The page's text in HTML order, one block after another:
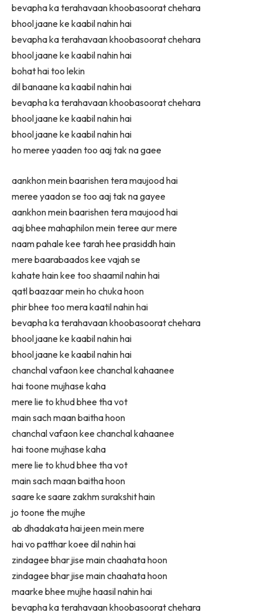
bevapha ka terahavaan khoobasoorat chehara
bhool jaane ke kaabil nahin hai
bevapha ka terahavaan khoobasoorat chehara
bhool jaane ke kaabil nahin hai
bohat hai too lekin
dil banaane ka kaabil nahin hai
bevapha ka terahavaan khoobasoorat chehara
bhool jaane ke kaabil nahin hai
bhool jaane ke kaabil nahin hai
ho meree yaaden too aaj tak na gaee
aankhon mein baarishen tera maujood hai
meree yaadon se too aaj tak na gayee
aankhon mein baarishen tera maujood hai
aaj bhee mahaphilon mein teree aur mere
naam pahale kee tarah hee prasiddh hain
mere baarabaados kee vajah se
kahate hain kee too shaamil nahin hai
qatl baazaar mein ho chuka hoon
phir bhee too mera kaatil nahin hai
bevapha ka terahavaan khoobasoorat chehara
bhool jaane ke kaabil nahin hai
bhool jaane ke kaabil nahin hai
chanchal vafaon kee chanchal kahaanee
hai toone mujhase kaha
mere lie to khud bhee tha vot
main sach maan baitha hoon
chanchal vafaon kee chanchal kahaanee
hai toone mujhase kaha
mere lie to khud bhee tha vot
main sach maan baitha hoon
saare ke saare zakhm surakshit hain
jo toone the mujhe
ab dhadakata hai jeen mein mere
hai vo patthar koee dil nahin hai
zindagee bhar jise main chaahata hoon
zindagee bhar jise main chaahata hoon
maarke bhee mujhe haasil nahin hai
bevapha ka terahavaan khoobasoorat chehara